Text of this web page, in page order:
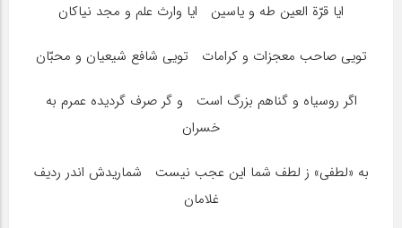
ایا قرّة العین طه و یاسین‏ ایا وارث علم و مجد نیاکان
تویى صاحب معجزات و کرامات‏ تویى شافع شیعیان و محبّان
اگر روسیاه و گناهم بزرگ است و گر صرف گردیده عمرم به
خسران
به «لطفى» ز لطف شما این عجب نیست‏ شماریدش اندر ردیف
غلامان